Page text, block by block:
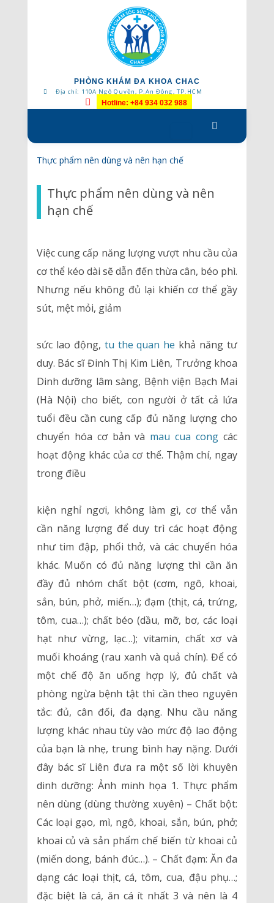
PHÒNG KHÁM ĐA KHOA CHAC
Địa chỉ: 110A Ngô Quyền, P.An Đông, TP.HCM
Hotline: +84 934 032 988
to
content
Thực phẩm nên dùng và nên hạn chế
Thực phẩm nên dùng và nên
hạn chế
Việc cung cấp năng lượng vượt nhu cầu của
cơ thể kéo dài sẽ dẫn đến thừa cân, béo phì.
Nhưng nếu không đủ lại khiến cơ thể gầy
sút, mệt mỏi, giảm
sức lao động, tu the quan he khả năng tư
duy. Bác sĩ Đinh Thị Kim Liên, Trưởng khoa
Dinh dưỡng lâm sàng, Bệnh viện Bạch Mai
(Hà Nội) cho biết, con người ở tất cả lứa
tuổi đều cần cung cấp đủ năng lượng cho
chuyển hóa cơ bản và mau cua cong các
hoạt động khác của cơ thể. Thậm chí, ngay
trong điều
kiện nghỉ ngơi, không làm gì, cơ thể vẫn
cần năng lượng để duy trì các hoạt động
như tim đập, phổi thở, và các chuyển hóa
khác. Muốn có đủ năng lượng thì cần ăn
đầy đủ nhóm chất bột (cơm, ngô, khoai,
sắn, bún, phở, miến…); đạm (thịt, cá, trứng,
tôm, cua…); chất béo (dầu, mỡ, bơ, các loại
hạt như vừng, lạc…); vitamin, chất xơ và
muối khoáng (rau xanh và quả chín). Để có
một chế độ ăn uống hợp lý, đủ chất và
phòng ngừa bệnh tật thì cần theo nguyên
tắc: đủ, cân đối, đa dạng. Nhu cầu năng
lượng khác nhau tùy vào mức độ lao động
của bạn là nhẹ, trung bình hay nặng. Dưới
đây bác sĩ Liên đưa ra một số lời khuyên
dinh dưỡng: Ảnh minh họa 1. Thực phẩm
nên dùng (dùng thường xuyên) – Chất bột:
Các loại gạo, mì, ngô, khoai, sắn, bún, phở;
khoai củ và sản phẩm chế biến từ khoai củ
(miến dong, bánh đúc…). – Chất đạm: Ăn đa
dạng các loại thịt, cá, tôm, cua, đậu phụ…;
đặc biệt là cá, ăn cá ít nhất 3 và nên là 4